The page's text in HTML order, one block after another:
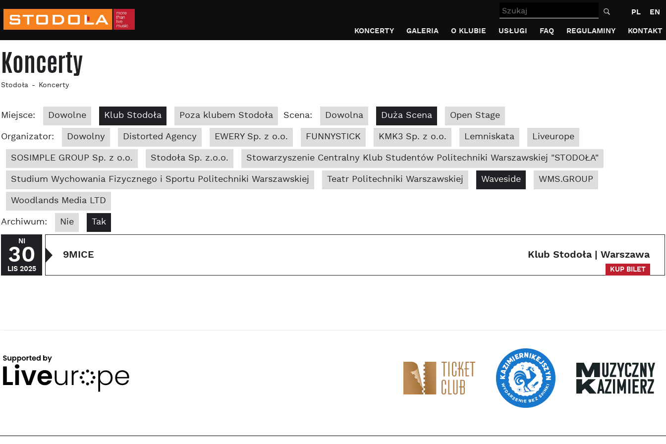
Szukaj PL
EN
KONCERTY
GALERIA O KLUBIE USŁUGI FAQ REGULAMINY KONTAKT
Koncerty
Stodoła Koncerty
Miejsce: Dowolne Klub Stodoła Poza klubem Stodoła Scena: Dowolna Duża Scena
Open Stage
Organizator:
Dowolny Distorted Agency EWERY Sp. z o.o. FUNNYSTICK KMK3 Sp. z o.o. Lemniskata
Liveurope
SOSIMPLE GROUP Sp. z o.o.
Stodoła Sp. z.o.o.
Stowarzyszenie Centralny Klub Studentów Politechniki Warszawskiej "STODOŁA"
Studium Wychowania Fizycznego i Sportu Politechniki Warszawskiej
Teatr Politechniki Warszawskiej Waveside
WMS.GROUP
Woodlands Media LTD
Archiwum:
Nie Tak
NI
30
LIS 2025
9MICE Klub Stodoła | Warszawa
KUP BILET